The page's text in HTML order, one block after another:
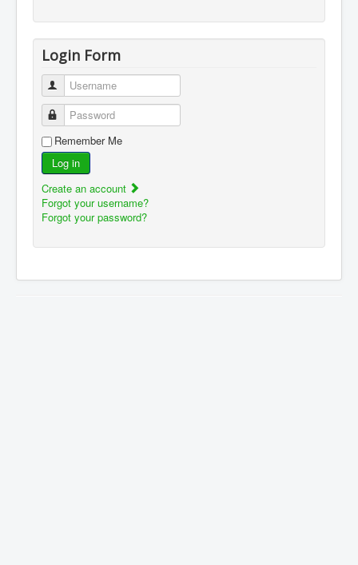
Login Form
Username
Password
Remember Me
Log in
Create an account
Forgot your username?
Forgot your password?